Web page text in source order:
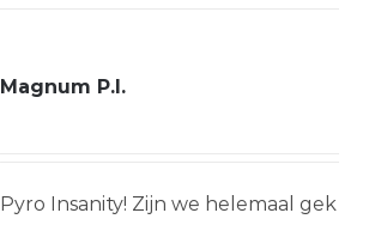
Magnum P.I.
Pyro Insanity! Zijn we helemaal gek